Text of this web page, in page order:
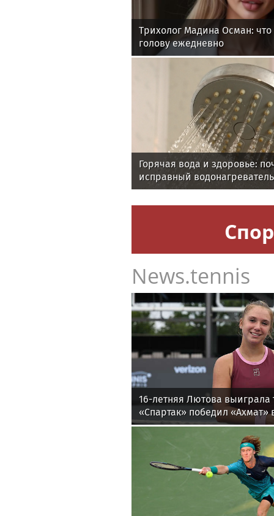
Трихолог Мадина Осман: что
голову ежедневно
Горячая вода и здоровье:
исправный водонагреватель
News.tennis
16-летняя Лютова выиграла
«Спартак» победил «Ахмат»
утру